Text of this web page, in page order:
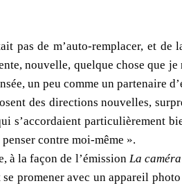
pas de m’auto-remplacer, et de
nouvelle, quelque chose que je
un peu comme un partenaire
des directions nouvelles,
s’accordaient particulièrement
contre moi-même ».
à la façon de l’émission La
promener avec un appareil photo